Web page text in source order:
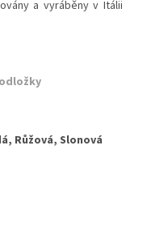
a vyráběny v Itálii
Růžová, Slonová